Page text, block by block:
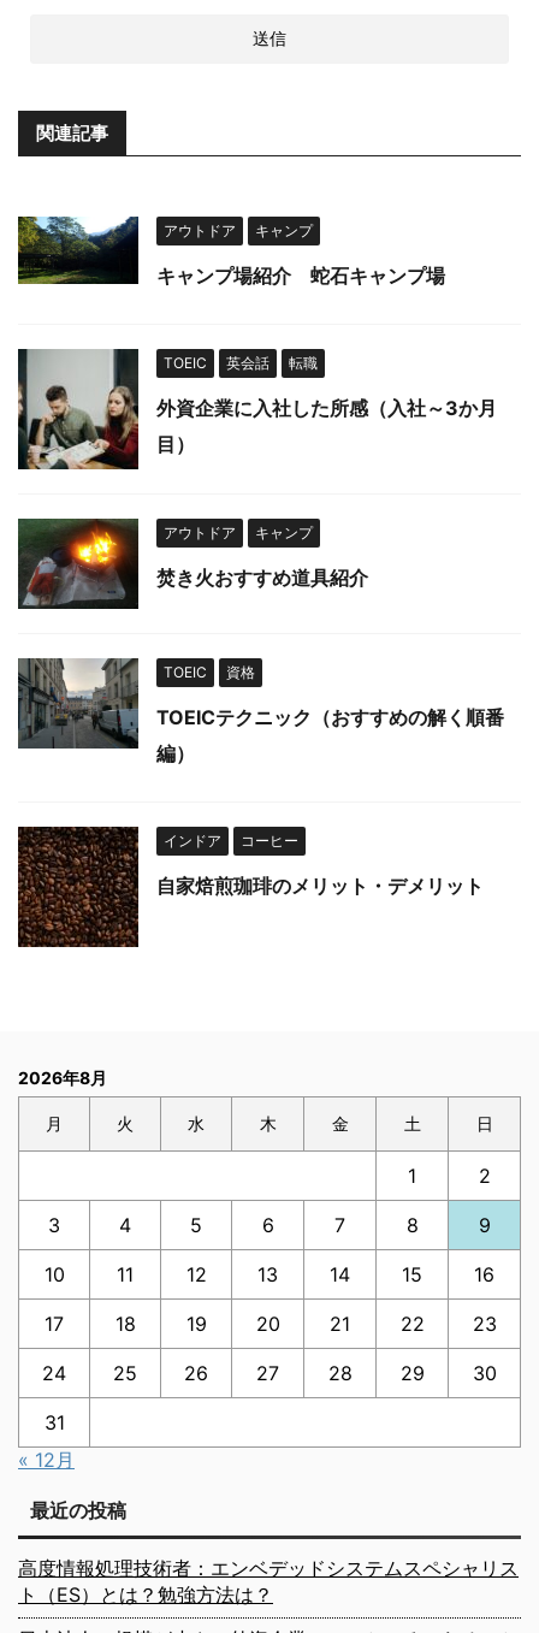
関連記事
アウトドア キャンプ
キャンプ場紹介 蛇石キャンプ場
TOEIC 英会話 転職
外資企業に入社した所感（入社～3か月
目）
アウトドア キャンプ
焚き火おすすめ道具紹介
TOEIC 資格
TOEICテクニック（おすすめの解く順番
編）
インドア コーヒー
自家焙煎珈琲のメリット・デメリット
2026年8月
月 火 水 木 金 土 日
1 2
3 4 5 6 7 8 9
10 11 12 13 14 15 16
17 18 19 20 21 22 23
24 25 26 27 28 29 30
31
« 12月
最近の投稿
高度情報処理技術者：エンベデッドシステムスペシャリス
ト（ES）とは？勉強方法は？